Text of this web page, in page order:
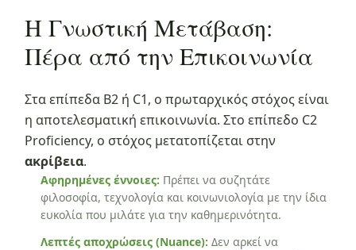
Η Γνωστική Μετάβαση:
Πέρα από την Επικοινωνία
Στα επίπεδα B2 ή C1, ο πρωταρχικός στόχος είναι
η αποτελεσματική επικοινωνία. Στο επίπεδο C2
Proficiency, ο στόχος μετατοπίζεται στην
ακρίβεια.
Αφηρημένες έννοιες: Πρέπει να συζητάτε
φιλοσοφία, τεχνολογία και κοινωνιολογία με την ίδια
ευκολία που μιλάτε για την καθημερινότητα.
Λεπτές αποχρώσεις (Nuance): Δεν αρκεί να